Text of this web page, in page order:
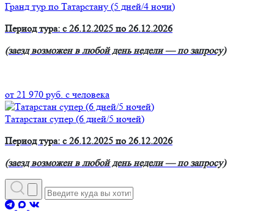
Гранд тур по Татарстану (5 дней/4 ночи)
Период тура: с 26.12.2025 по 26.12.2026
(заезд возможен в любой день недели — по запросу)
от 21 970 руб. с человека
Татарстан супер (6 дней/5 ночей)
Период тура: с 26.12.2025 по 26.12.2026
(заезд возможен в любой день недели — по запросу)